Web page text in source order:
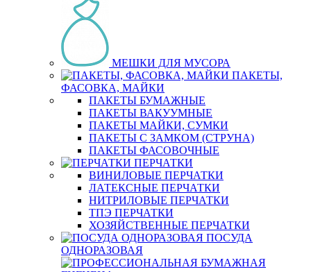
МЕШКИ ДЛЯ МУСОРА
ПАКЕТЫ,
ФАСОВКА, МАЙКИ
ПАКЕТЫ БУМАЖНЫЕ
ПАКЕТЫ ВАКУУМНЫЕ
ПАКЕТЫ МАЙКИ, СУМКИ
ПАКЕТЫ С ЗАМКОМ (СТРУНА)
ПАКЕТЫ ФАСОВОЧНЫЕ
ПЕРЧАТКИ
ВИНИЛОВЫЕ ПЕРЧАТКИ
ЛАТЕКСНЫЕ ПЕРЧАТКИ
НИТРИЛОВЫЕ ПЕРЧАТКИ
ТПЭ ПЕРЧАТКИ
ХОЗЯЙСТВЕННЫЕ ПЕРЧАТКИ
ПОСУДА
ОДНОРАЗОВАЯ